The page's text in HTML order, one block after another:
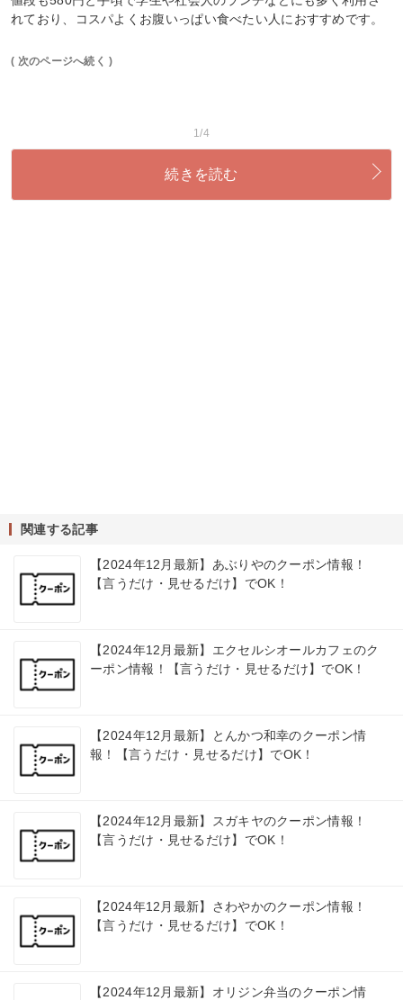
れており、コスパよくお腹いっぱい食べたい人におすすめです。
( 次のページへ続く )
1/4
続きを読む
関連する記事
【2024年12月最新】あぶりやのクーポン情報！
【言うだけ・見せるだけ】でOK！
【2024年12月最新】エクセルシオールカフェのク
ーポン情報！【言うだけ・見せるだけ】でOK！
【2024年12月最新】とんかつ和幸のクーポン情
報！【言うだけ・見せるだけ】でOK！
【2024年12月最新】スガキヤのクーポン情報！
【言うだけ・見せるだけ】でOK！
【2024年12月最新】さわやかのクーポン情報！
【言うだけ・見せるだけ】でOK！
【2024年12月最新】オリジン弁当のクーポン情